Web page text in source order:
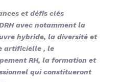
et défis clés
avec notamment la
hybride, la diversité et
artificielle , le
RH, la formation et
qui constitueront